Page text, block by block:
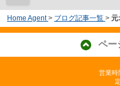
Home Agent > ブログ記事一覧 > 元
ペー
営業時